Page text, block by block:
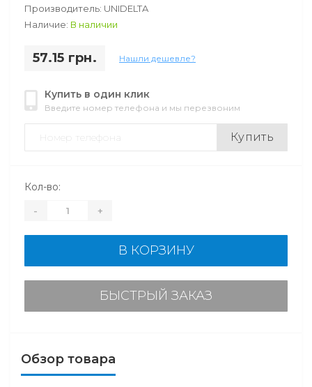
Производитель: UNIDELTA
Наличие: В наличии
57.15 грн. Нашли дешевле?
Купить в один клик
Введите номер телефона и мы перезвоним
Купить
Кол-во:
- +
В КОРЗИНУ
БЫСТРЫЙ ЗАКАЗ
Обзор товара